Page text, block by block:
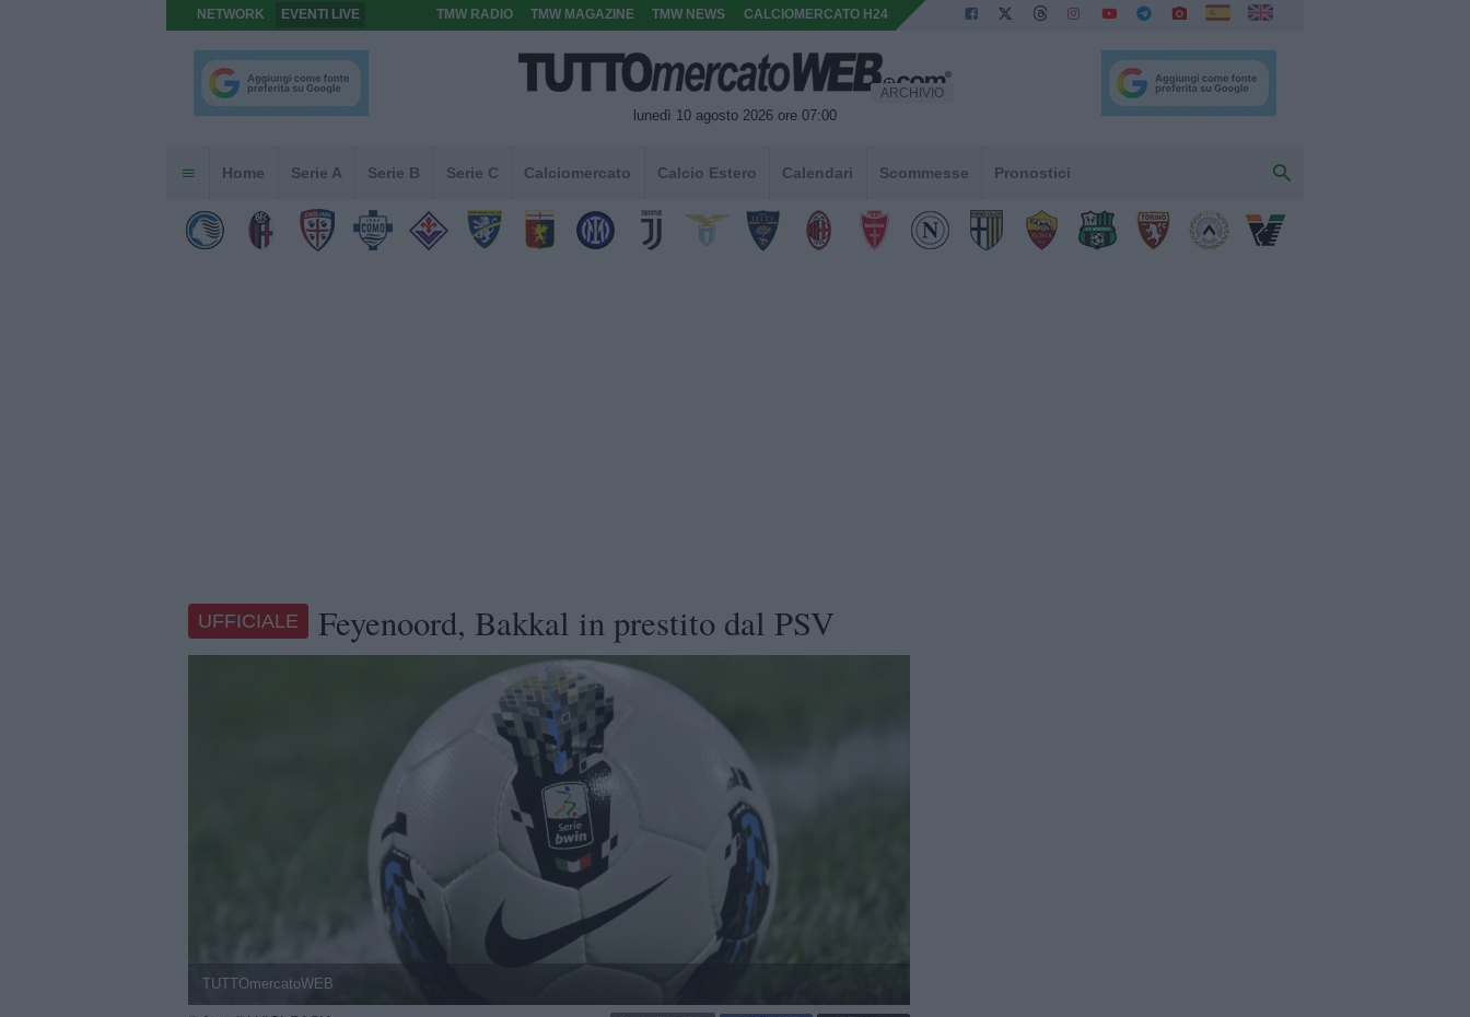
NETWORK EVENTI LIVE TMW RADIO TMW MAGAZINE TMW NEWS CALCIOMERCATO H24
lunedì 10 agosto 2026 ore 07:00
ARCHIVIO
Home Serie A Serie B Serie C Calciomercato Calcio Estero Calendari Scommesse Pronostici
UFFICIALE Feyenoord, Bakkal in prestito dal PSV
TUTTOmercatoWEB